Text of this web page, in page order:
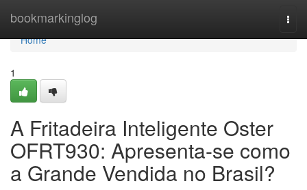
bookmarkinglog
Home
Home
1
A Fritadeira Inteligente Oster
OFRT930: Apresenta-se como
a Grande Vendida no Brasil?